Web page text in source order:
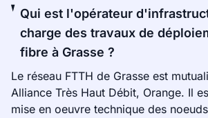
Qui est l'opérateur
charge des travaux de
fibre à Grasse ?
Le réseau FTTH de Grasse est
Alliance Très Haut Débit, Orange. Il
mise en oeuvre technique des